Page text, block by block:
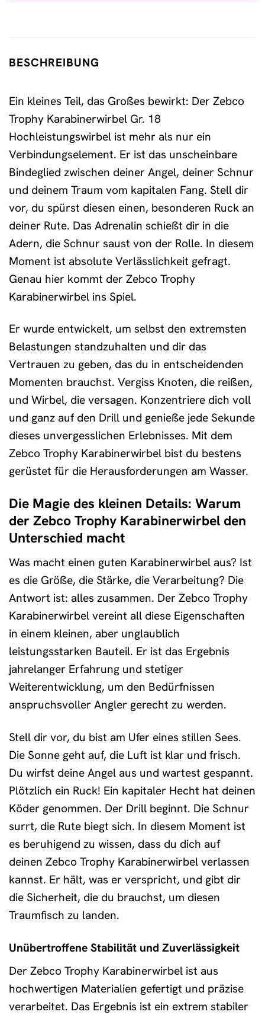
BESCHREIBUNG
Ein kleines Teil, das Großes bewirkt: Der Zebco
Trophy Karabinerwirbel Gr. 18
Hochleistungswirbel ist mehr als nur ein
Verbindungselement. Er ist das unscheinbare
Bindeglied zwischen deiner Angel, deiner Schnur
und deinem Traum vom kapitalen Fang. Stell dir
vor, du spürst diesen einen, besonderen Ruck an
deiner Rute. Das Adrenalin schießt dir in die
Adern, die Schnur saust von der Rolle. In diesem
Moment ist absolute Verlässlichkeit gefragt.
Genau hier kommt der Zebco Trophy
Karabinerwirbel ins Spiel.
Er wurde entwickelt, um selbst den extremsten
Belastungen standzuhalten und dir das
Vertrauen zu geben, das du in entscheidenden
Momenten brauchst. Vergiss Knoten, die reißen,
und Wirbel, die versagen. Konzentriere dich voll
und ganz auf den Drill und genieße jede Sekunde
dieses unvergesslichen Erlebnisses. Mit dem
Zebco Trophy Karabinerwirbel bist du bestens
gerüstet für die Herausforderungen am Wasser.
Die Magie des kleinen Details: Warum
der Zebco Trophy Karabinerwirbel den
Unterschied macht
Was macht einen guten Karabinerwirbel aus? Ist
es die Größe, die Stärke, die Verarbeitung? Die
Antwort ist: alles zusammen. Der Zebco Trophy
Karabinerwirbel vereint all diese Eigenschaften
in einem kleinen, aber unglaublich
leistungsstarken Bauteil. Er ist das Ergebnis
jahrelanger Erfahrung und stetiger
Weiterentwicklung, um den Bedürfnissen
anspruchsvoller Angler gerecht zu werden.
Stell dir vor, du bist am Ufer eines stillen Sees.
Die Sonne geht auf, die Luft ist klar und frisch.
Du wirfst deine Angel aus und wartest gespannt.
Plötzlich ein Ruck! Ein kapitaler Hecht hat deinen
Köder genommen. Der Drill beginnt. Die Schnur
surrt, die Rute biegt sich. In diesem Moment ist
es beruhigend zu wissen, dass du dich auf
deinen Zebco Trophy Karabinerwirbel verlassen
kannst. Er hält, was er verspricht, und gibt dir
die Sicherheit, die du brauchst, um diesen
Traumfisch zu landen.
Unübertroffene Stabilität und Zuverlässigkeit
Der Zebco Trophy Karabinerwirbel ist aus
hochwertigen Materialien gefertigt und präzise
verarbeitet. Das Ergebnis ist ein extrem stabiler